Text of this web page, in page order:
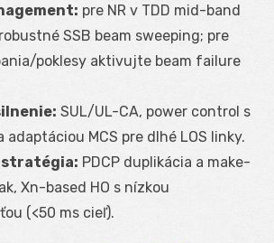
pre NR v TDD mid-band
SSB beam sweeping; pre
poklesy aktivujte beam failure
SUL/UL-CA, power control s
adaptáciou MCS pre dlhé LOS linky.
stratégia: PDCP duplikácia a make-
Xn-based HO s nízkou
(<50 ms cieľ).